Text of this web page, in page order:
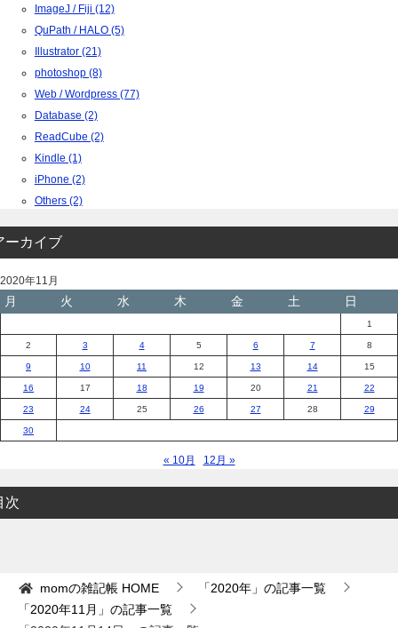
ImageJ / Fiji (12)
QuPath / HALO (5)
Illustrator (21)
photoshop (8)
Web / Wordpress (77)
Database (2)
ReadCube (2)
Kindle (1)
iPhone (2)
Others (2)
ーカイブ
2020年11月
月 火 水 木 金 土 日
1
2 3 4 5 6 7 8
9 10 11 12 13 14 15
16 17 18 19 20 21 22
23 24 25 26 27 28 29
30
« 10月 12月 »
次
momの雑記帳 HOME
「2020年」の記事一覧
「2020年11月」の記事一覧